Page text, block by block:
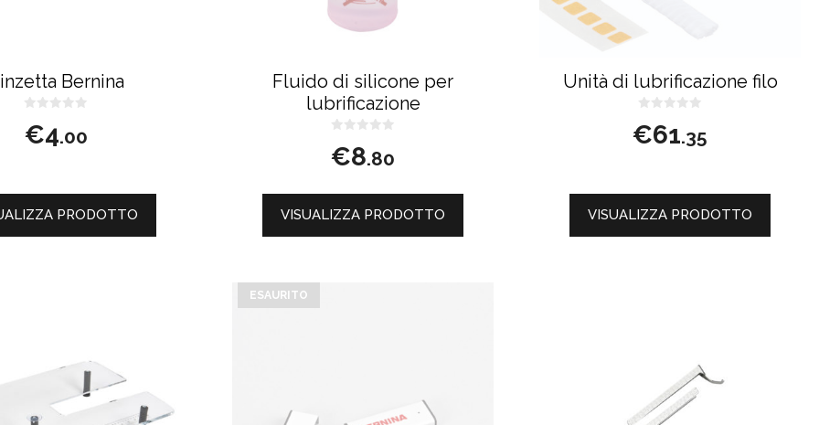
Bernina
s
u
€4.00
PRODOTTO
Fluido di silicone per
lubrificazione
s
u
€8.80
VISUALIZZA PRODOTTO
Unità di lubrificazione filo
s
u
€61.35
VISUALIZZA PRODOTTO
ESAURITO